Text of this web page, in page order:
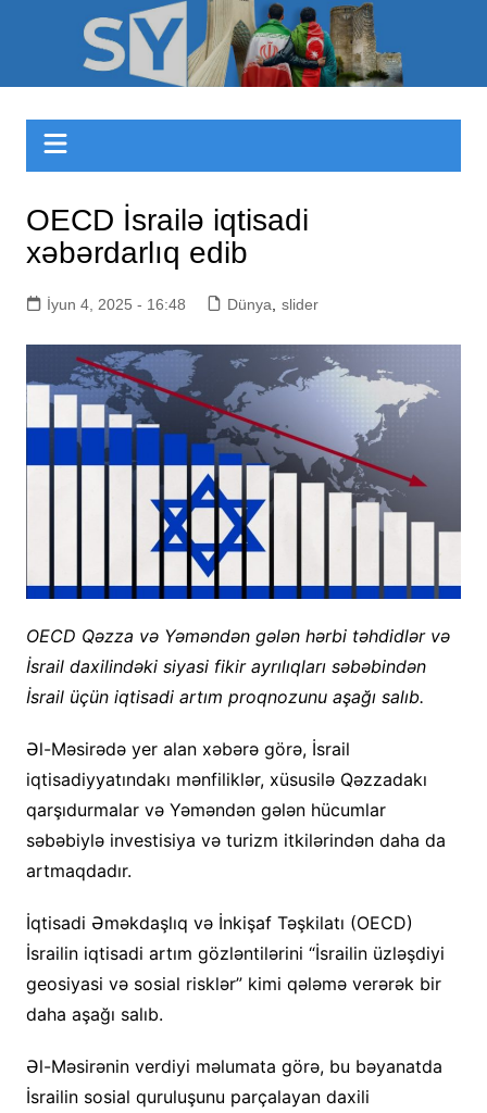
Sizinyol.org
OECD İsrailə iqtisadi
xəbərdarlıq edib
İyun 4, 2025 - 16:48 Dünya slider
OECD Qəzza və Yəməndən gələn hərbi təhdidlər və
İsrail daxilindəki siyasi fikir ayrılıqları səbəbindən
İsrail üçün iqtisadi artım proqnozunu aşağı salıb.
Əl-Məsirədə yer alan xəbərə görə, İsrail
iqtisadiyyatındakı mənfiliklər, xüsusilə Qəzzadakı
qarşıdurmalar və Yəməndən gələn hücumlar
səbəbiylə investisiya və turizm itkilərindən daha da
artmaqdadır.
İqtisadi Əməkdaşlıq və İnkişaf Təşkilatı (OECD)
İsrailin iqtisadi artım gözləntilərini “İsrailin üzləşdiyi
geosiyasi və sosial risklər” kimi qələmə verərək bir
daha aşağı salıb.
Əl-Məsirənin verdiyi məlumata görə, bu bəyanatda
İsrailin sosial quruluşunu parçalayan daxili